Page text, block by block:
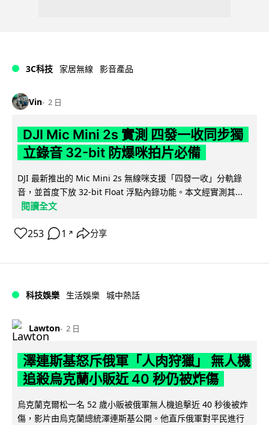
3C科技 家居無線 影音產品
Vin 2 日
DJI Mic Mini 2s 實測 四發一收同步獨
立錄音 32-bit 防爆咪拍片必備
DJI 最新推出的 Mic Mini 2s 無線咪支援「四發一收」分軌錄
音，並首度下放 32-bit Float 浮點內錄功能。本文經實測其...
閱讀全文
253 1 ↗ 分享
科技娛樂 生活娛樂 城中熱話
Lawton 2 日
澤連斯基怒斥俄軍「人肉狩獵」 無人機
追殺烏克蘭小販近 40 秒仍被炸傷
烏克蘭克爾松一名 52 歲小販被俄軍無人機追擊近 40 秒後被炸
傷，影片由烏克蘭總統澤連斯基公開。他直斥俄軍對平民進行